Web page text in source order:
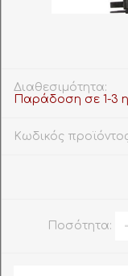
Διαθεσιμότητα:
Παράδοση σε 1-3
Κωδικός
Ποσότητα: